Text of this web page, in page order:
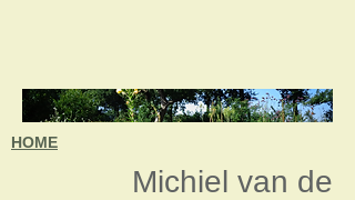
HOME
Michiel van de